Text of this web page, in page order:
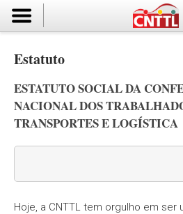
Estatuto
ESTATUTO SOCIAL DA
NACIONAL DOS
TRANSPORTES E LOGÍSTICA
Hoje, a CNTTL tem orgulho em ser